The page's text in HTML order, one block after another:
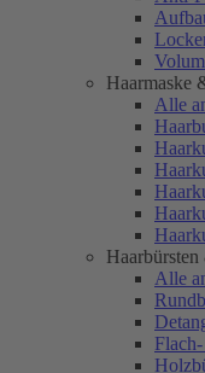
Haarmaske
Alle
Alle